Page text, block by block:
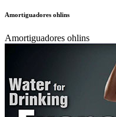
Amortiguadores ohlins
Amortiguadores ohlins